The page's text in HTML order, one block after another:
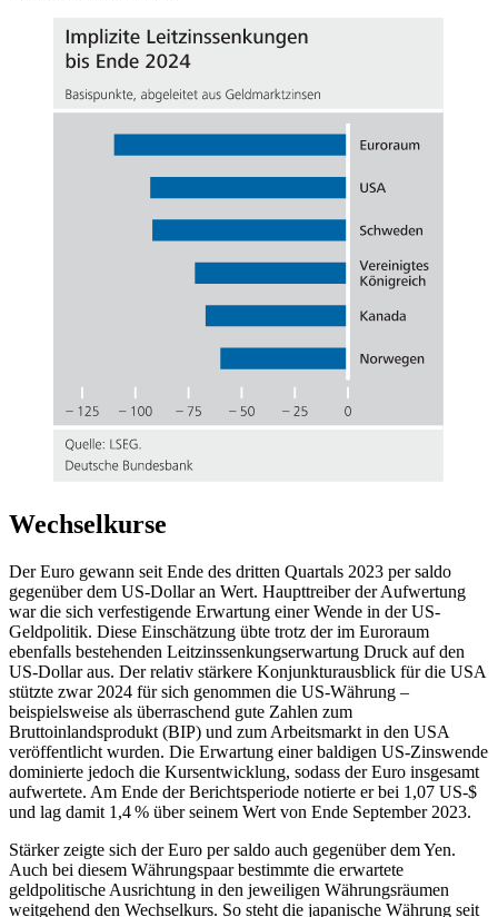
Wechselkurse
Der Euro gewann seit Ende des dritten Quartals 2023 per saldo
gegenüber dem US-Dollar an Wert. Haupttreiber der Aufwertung
war die sich verfestigende Erwartung einer Wende in derUS-
Geldpolitik. Diese Einschätzung übte trotz der im Euroraum
ebenfalls bestehenden Leitzinssenkungserwartung Druck auf den
US-Dollar aus. Der relativ stärkere Konjunkturausblick für die USA
stützte zwar 2024 für sich genommen die US-Währung –
beispielsweise als überraschend gute Zahlen zum
Bruttoinlandsprodukt (BIP) und zum Arbeitsmarkt in den USA
veröffentlicht wurden. Die Erwartung einer baldigen US-Zinswende
dominierte jedoch die Kursentwicklung, sodass der Euro insgesamt
aufwertete. Am Ende der Berichtsperiode notierte er bei 1,07 US-$
und lag damit 1,4 % über seinem Wert von Ende September 2023.
Stärker zeigte sich der Euro per saldo auch gegenüber dem Yen.
Auch bei diesem Währungspaar bestimmte die erwartete
geldpolitische Ausrichtung in den jeweiligen Währungsräumen
weitgehend den Wechselkurs. So steht die japanische Währung seit